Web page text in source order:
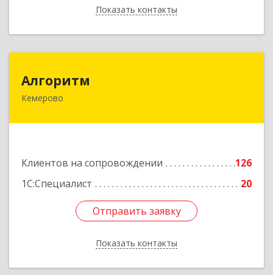
Показать контакты
Назад
Алгоритм
Кемерово
Клиентов на сопровождении
126
1С:Специалист
20
Отправить заявку
Показать контакты
Отправить заявку
Назад